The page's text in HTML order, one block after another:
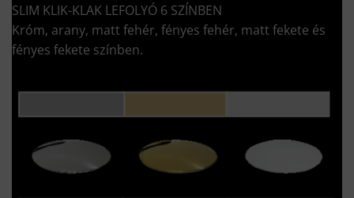
SLIM KLIK-KLAK LEFOLYÓ 6 SZÍNBEN
Króm, arany, matt fehér, fényes fehér, matt fekete és
fényes fekete színben.